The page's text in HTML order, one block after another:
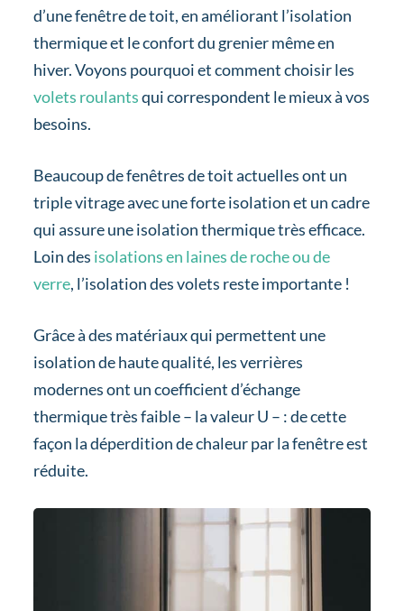
d’une fenêtre de toit, en améliorant l’isolation
thermique et le confort du grenier même en
hiver. Voyons pourquoi et comment choisir les
volets roulantsqui correspondent le mieux à vos
besoins.
Beaucoup de fenêtres de toit actuelles ont un
triple vitrage avec une forte isolation et un cadre
qui assure une isolation thermique très efficace.
Loin des isolations en laines de roche ou de
verre, l’isolation des volets reste importante !
Grâce à des matériaux qui permettent une
isolation de haute qualité, les verrières
modernes ont un coefficient d’échange
thermique très faible – la valeur U – : de cette
façon la déperdition de chaleur par la fenêtre est
réduite.